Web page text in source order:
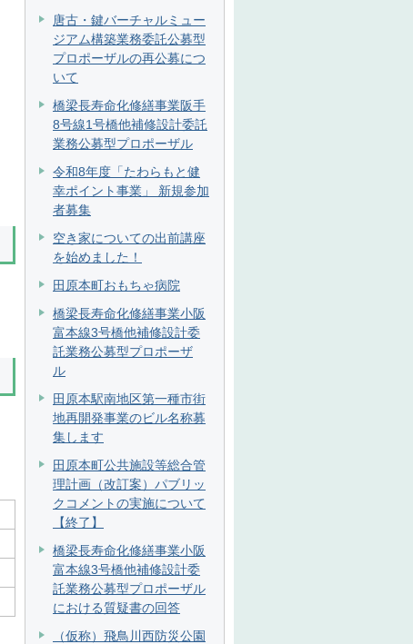
唐古・鍵バーチャルミュー
ジアム構築業務委託公募型
プロポーザルの再公募につ
いて
橋梁長寿命化修繕事業阪手
8号線1号橋他補修設計委託
業務公募型プロポーザル
令和8年度「たわらもと健
幸ポイント事業」 新規参加
者募集
空き家についての出前講座
を始めました！
田原本町おもちゃ病院
橋梁長寿命化修繕事業小阪
富本線3号橋他補修設計委
託業務公募型プロポーザ
ル
田原本駅南地区第一種市街
地再開発事業のビル名称募
集します
田原本町公共施設等総合管
理計画（改訂案）パブリッ
クコメントの実施について
【終了】
橋梁長寿命化修繕事業小阪
富本線3号橋他補修設計委
託業務公募型プロポーザル
における質疑書の回答
（仮称）飛鳥川西防災公園